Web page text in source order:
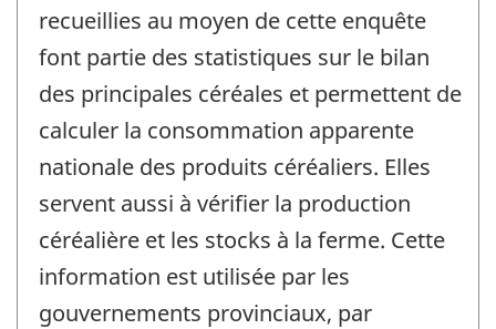
recueillies au moyen de cette enquête
font partie des statistiques sur le bilan
des principales céréales et permettent de
calculer la consommation apparente
nationale des produits céréaliers. Elles
servent aussi à vérifier la production
céréalière et les stocks à la ferme. Cette
information est utilisée par les
gouvernements provinciaux, par